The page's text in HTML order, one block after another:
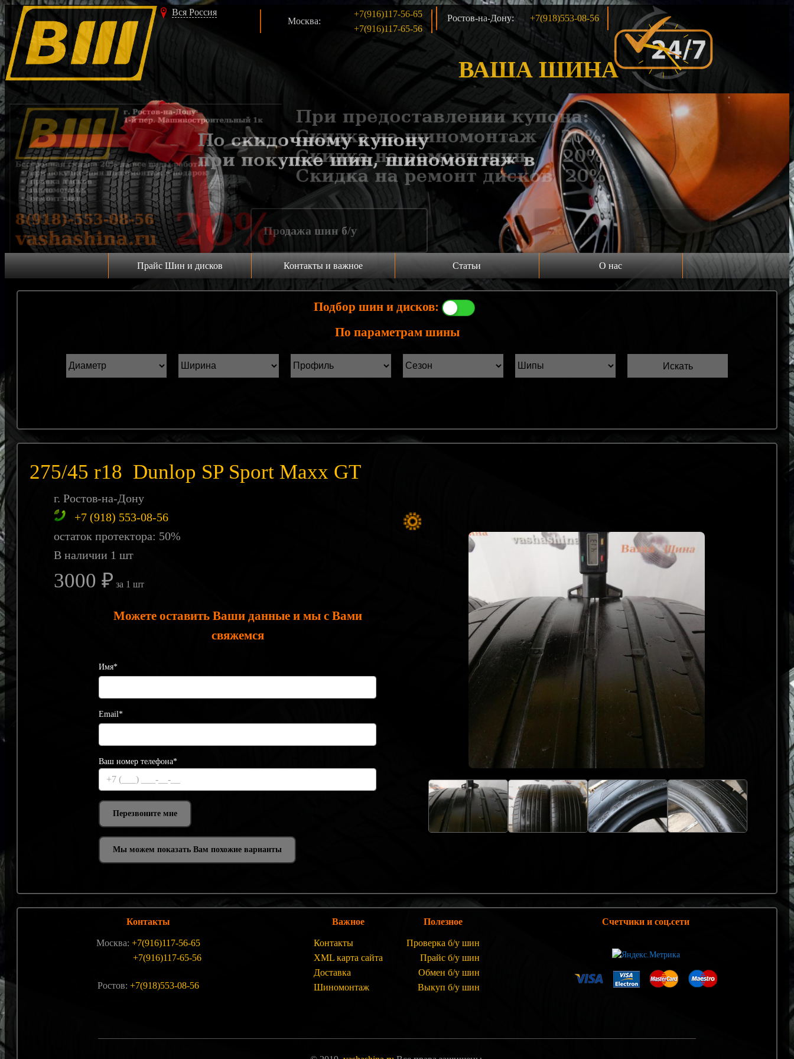
Вся Россия
Москва:
+7(916)117-56-65
+7(916)117-65-56
Ростов-на-Дону: +7(918)553-08-56
ВАША ШИНА
Акция!!!
Прайс Шин и дисков
Прайс дисков
Грузовые 17.5 C
Зима
Контакты и важное
На главную
Статьи
Производители шин
Статьи Лист1
Статьи Лист2
О нас
Выкуп шин Б/У
Подбор шин и дисков:
По параметрам шины
275/45 r18 Dunlop SP Sport Maxx GT
г. Ростов-на-Дону
+7 (918) 553-08-56
остаток протектора: 50%
В наличии 1 шт
3000 ₽ за 1 шт
Можете оставить Ваши данные и мы с Вами
свяжемся
Имя*
Email*
Ваш номер телефона*
Мы можем показать Вам похожие варианты
Контакты
Москва: +7(916)117-56-65
+7(916)117-65-56
Ростов: +7(918)553-08-56
Важное
Контакты
XML карта сайта
Доставка
Шиномонтаж
Полезное
Проверка б/у шин
Прайс б/у шин
Обмен б/у шин
Выкуп б/у шин
Счетчики и соц.сети